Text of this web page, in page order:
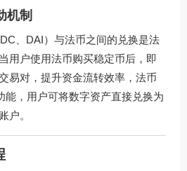
机制
、DAI）与法币之间的兑换是法
用户使用法币购买稳定币后，即
易对，提升资金流转效率，法币
能，用户可将数字资产直接兑换为
户。